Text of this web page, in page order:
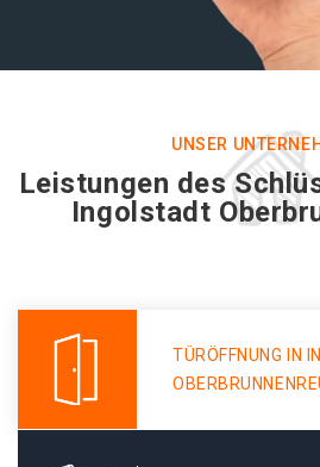
UNSER
Leistungen des
Ingolstadt
TÜRÖFFNUNG IN